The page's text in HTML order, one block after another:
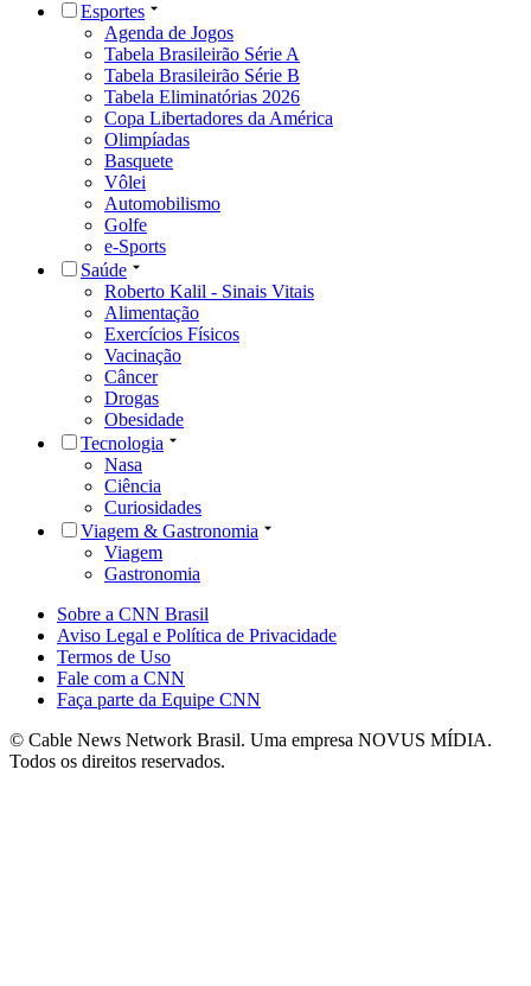
Esportes
Agenda de Jogos
Tabela Brasileirão Série A
Tabela Brasileirão Série B
Tabela Eliminatórias 2026
Copa Libertadores da América
Olimpíadas
Basquete
Vôlei
Automobilismo
Golfe
e-Sports
Saúde
Roberto Kalil - Sinais Vitais
Alimentação
Exercícios Físicos
Vacinação
Câncer
Drogas
Obesidade
Tecnologia
Nasa
Ciência
Curiosidades
Viagem & Gastronomia
Viagem
Gastronomia
Sobre a CNN Brasil
Aviso Legal e Política de Privacidade
Termos de Uso
Fale com a CNN
Faça parte da Equipe CNN
© Cable News Network Brasil. Uma empresa NOVUS MÍDIA.
Todos os direitos reservados.